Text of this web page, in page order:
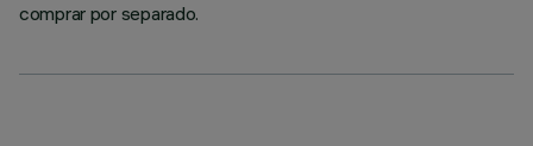
comprar por separado.